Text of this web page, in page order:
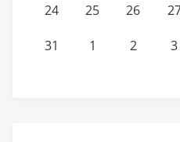
24 25 26
31 1 2 3